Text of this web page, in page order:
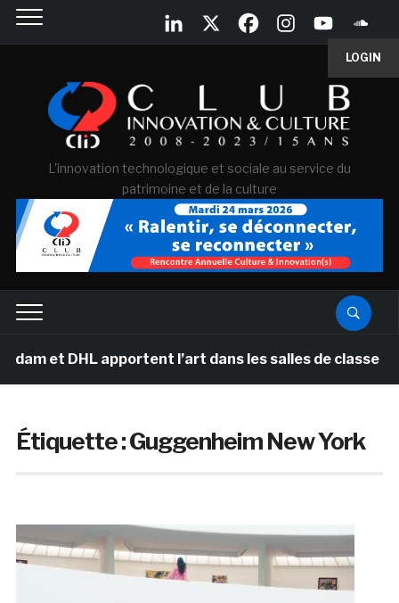
LOGIN
L'innovation technologique et sociale au service du
patrimoine et de la culture
apportent l’art dans les salles de classe des écoles
Étiquette :Guggenheim New York